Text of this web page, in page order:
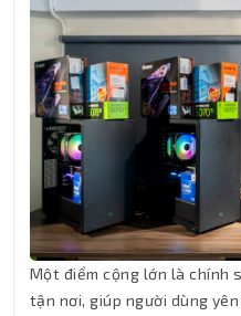
Một điểm cộng lớn là chính
tận nơi, giúp người dùng
Thành Nhân
Trợ lý AI • Phản